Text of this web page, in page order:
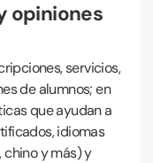
opiniones
servicios,
de alumnos; en
que ayudan a
idiomas
chino y más) y